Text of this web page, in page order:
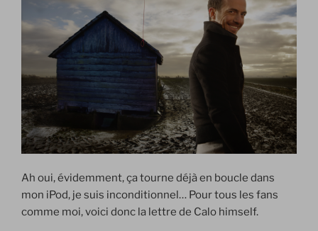
Ah oui, évidemment, ça tourne déjà en boucle dans
mon iPod, je suis inconditionnel… Pour tous les fans
comme moi, voici donc la lettre de Calo himself.